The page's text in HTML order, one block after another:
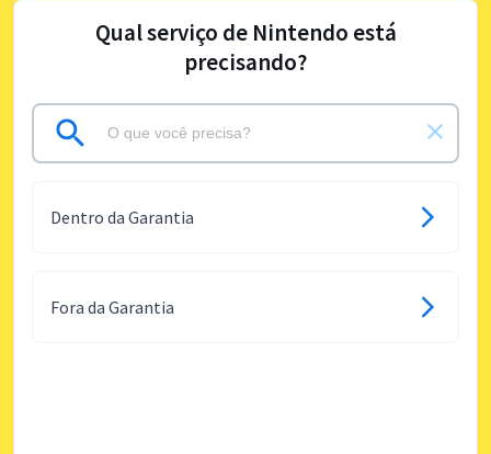
Qual serviço de Nintendo está
precisando?
Dentro da Garantia
Fora da Garantia